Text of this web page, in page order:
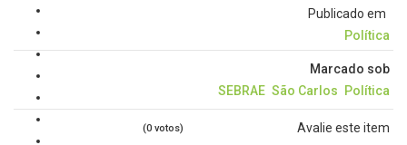
Publicado em
Política
Marcado sob
SEBRAE São Carlos Política
Avalie este item
(0 votos)